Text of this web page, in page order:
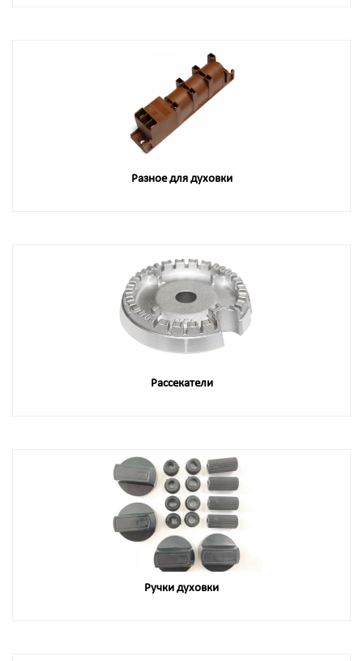
Разное для духовки
Рассекатели
Ручки духовки